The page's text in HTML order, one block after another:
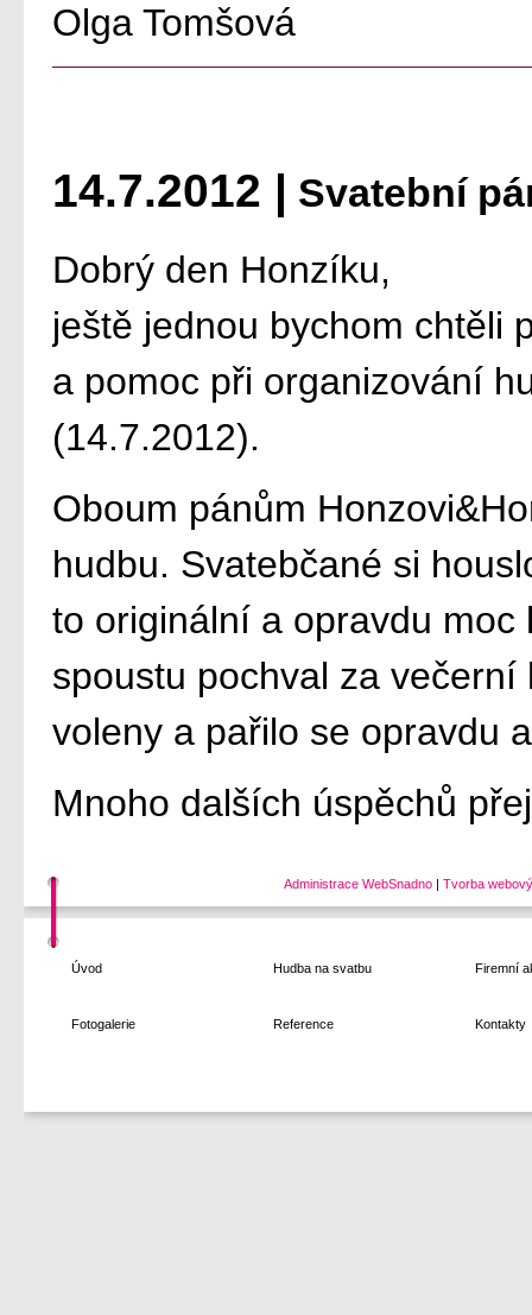
Olga Tomšová
14.7.2012 | Svatební
Dobrý den Honzíku,
ještě jednou bychom chtěli
a pomoc při organizování
(14.7.2012).
Oboum pánům
hudbu. Svatebčané si
to originální a opravdu moc
spoustu pochval za
voleny a pařilo se opravdu
Mnoho dalších úspěchů
Administrace WebSnadno| Tvorba
Úvod Hudba na svatbu Firemní
Fotogalerie Reference Kontakty